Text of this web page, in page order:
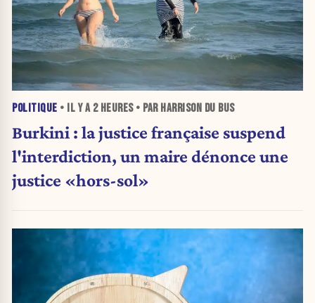
POLITIQUE • IL Y A 2 HEURES• PAR HARRISON DU BUS
Burkini : la justice française suspend
l'interdiction, un maire dénonce une
justice «hors-sol»